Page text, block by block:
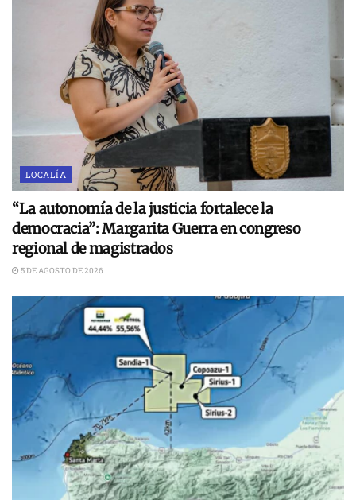
LOCALÍA
“La autonomía de la justicia fortalece la
democracia”: Margarita Guerra en congreso
regional de magistrados
5 DE AGOSTO DE 2026